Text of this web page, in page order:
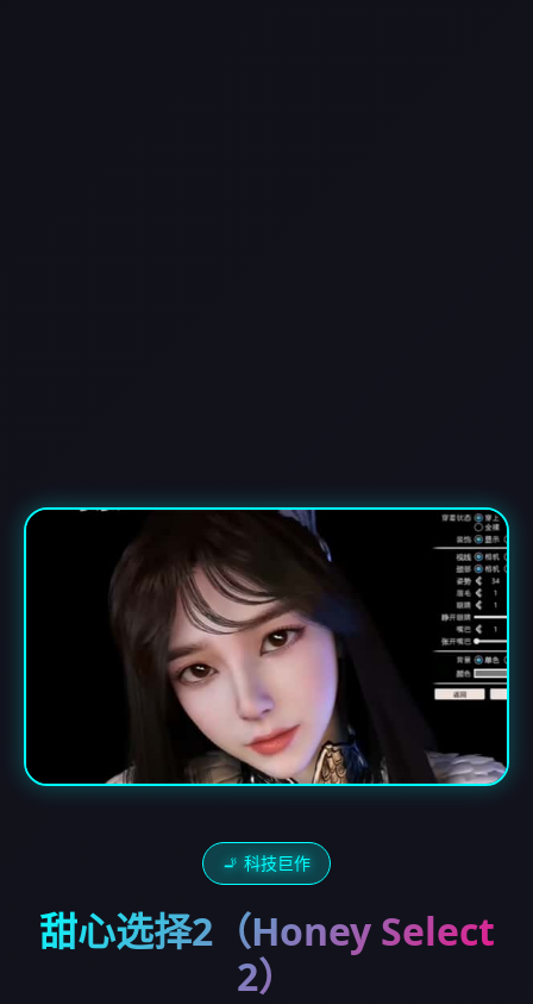
🚬 科技巨作
甜心选择2（Honey Select
2）